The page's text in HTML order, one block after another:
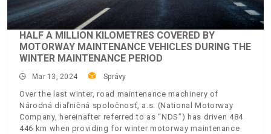
HALF A MILLION KILOMETRES COVERED BY
MOTORWAY MAINTENANCE VEHICLES DURING THE
WINTER MAINTENANCE PERIOD
Mar 13, 2024 Správy
Over the last winter, road maintenance machinery of
Národná diaľničná spoločnosť, a.s. (National Motorway
Company, hereinafter referred to as “NDS”) has driven 484
446 km when providing for winter motorway maintenance